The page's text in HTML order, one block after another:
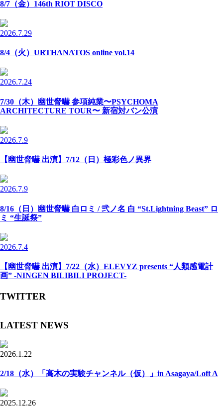
8/7（金）146th RIOT DISCO
2026.7.29
8/4（火）URTHANATOS online vol.14
2026.7.24
7/30（木）幽世脅嚇 参項純業〜PSYCHOMA
ARCHITECTURE TOUR〜 新宿対バン公演
2026.7.9
【幽世脅嚇 出演】7/12（日）極彩色ノ異界
2026.7.9
8/16（日）幽世脅嚇 白ロミ / 弐ノ名 白 “St.Lightning Beast” ロ
ミ “生誕祭”
2026.7.4
【幽世脅嚇 出演】7/22（水）ELEVYZ presents “人類感電計
画” -NINGEN BILIBILI PROJECT-
TWITTER
LATEST NEWS
2026.1.22
2/18（水）「高木の実験チャンネル（仮）」in Asagaya/Loft A
2025.12.26